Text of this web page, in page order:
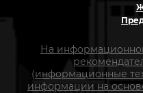
На
(информационные
информации на